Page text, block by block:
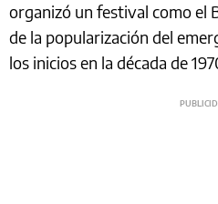
organizó un festival como el
de la popularización del
los inicios en la década de